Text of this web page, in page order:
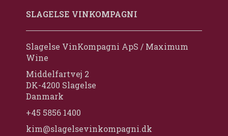
SLAGELSE VINKOMPAGNI
Slagelse VinKompagni ApS / Maximum
Wine
Middelfartvej 2
DK-4200 Slagelse
Danmark
+45 5856 1400
kim@slagelsevinkompagni.dk